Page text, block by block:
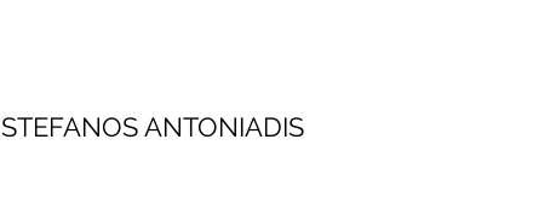
STEFANOS ANTONIADIS